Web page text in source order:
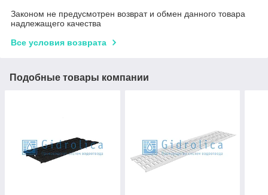
Законом не предусмотрен возврат и обмен данного товара
надлежащего качества
Все условия возврата
Подобные товары компании